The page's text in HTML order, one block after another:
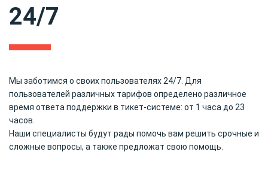
24/7
Мы заботимся о своих пользователях 24/7. Для
пользователей различных тарифов определено различное
время ответа поддержки в тикет-системе: от 1 часа до 23
часов.
Наши специалисты будут рады помочь вам решить срочные и
сложные вопросы, а также предложат свою помощь.